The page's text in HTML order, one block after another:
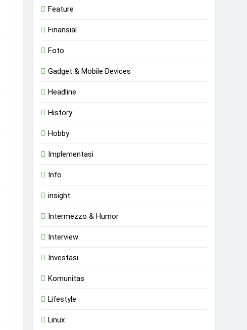
Feature
Finansial
Foto
Gadget & Mobile Devices
Headline
History
Hobby
Implementasi
Info
insight
Intermezzo & Humor
Interview
Investasi
Komunitas
Lifestyle
Linux